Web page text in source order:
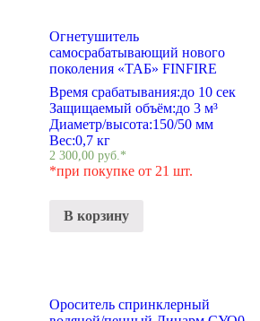
Огнетушитель
самосрабатывающий нового
поколения «ТАБ» FINFIRE
Время срабатывания:до 10 сек
Защищаемый объём:до 3 м³
Диаметр/высота:150/50 мм
Вес:0,7 кг
2 300,00руб.*
*при покупке от 21 шт.
В корзину
Ороситель спринклерный